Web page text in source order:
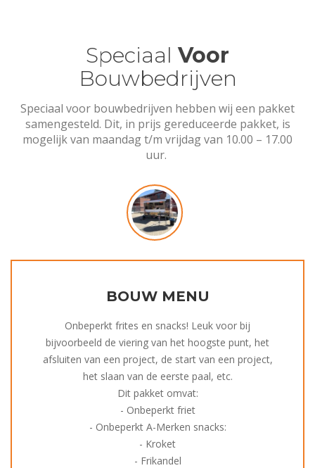
Speciaal Voor
Bouwbedrijven
Speciaal voor bouwbedrijven hebben wij een pakket
samengesteld. Dit, in prijs gereduceerde pakket, is
mogelijk van maandag t/m vrijdag van 10.00 – 17.00
uur.
BOUW MENU
Onbeperkt frites en snacks! Leuk voor bij
bijvoorbeeld de viering van het hoogste punt, het
afsluiten van een project, de start van een project,
het slaan van de eerste paal, etc.
Dit pakket omvat:
- Onbeperkt friet
- Onbeperkt A-Merken snacks:
- Kroket
- Frikandel